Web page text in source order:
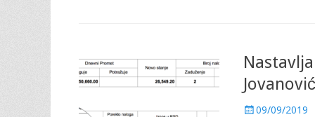
P 09/09/2019